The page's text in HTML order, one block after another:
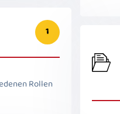
1
Rollen